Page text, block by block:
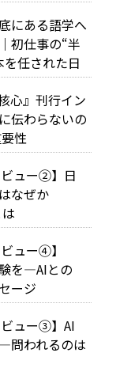
にある語学へ
初仕事の“半
任された日
心』刊行イン
伝わらないの
性
ビュー②】日
なぜか
ュー④】
を―AIとの
ージ
ビュー③】AI
問われるのは